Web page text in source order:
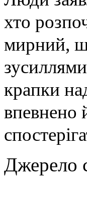
хто
мирний,
крапки
впевнено
Джерело